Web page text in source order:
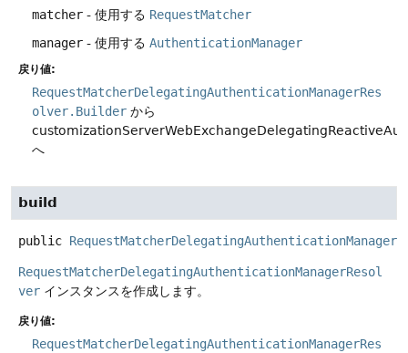
matcher - 使用する RequestMatcher
manager - 使用する AuthenticationManager
戻り値:
RequestMatcherDelegatingAuthenticationManagerRes
olver.Builder から
へ
build
public
RequestMatcherDelegatingAuthenticationManagerResol
ver インスタンスを作成します。
戻り値:
RequestMatcherDelegatingAuthenticationManagerRes